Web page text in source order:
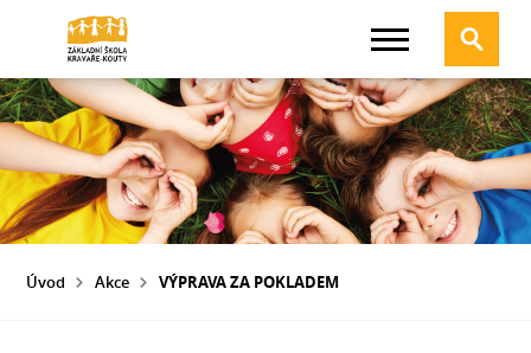
Úvod Akce VÝPRAVA ZA POKLADEM